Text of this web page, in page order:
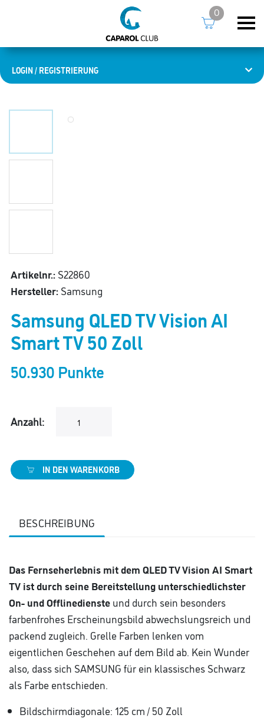
LOGIN / REGISTRIERUNG
0
Artikelnr.: S22860
Hersteller: Samsung
Samsung QLED TV Vision AI
Smart TV 50 Zoll
50.930 Punkte
Anzahl:
IN DEN WARENKORB
BESCHREIBUNG
Das Fernseherlebnis mit dem QLED TV Vision AI Smart
TV ist durch seine Bereitstellung unterschiedlichster
On- und Offlinedienste und durch sein besonders
farbenfrohes Erscheinungsbild abwechslungsreich und
packend zugleich. Grelle Farben lenken vom
eigentlichen Geschehen auf dem Bild ab. Kein Wunder
also, dass sich SAMSUNG für ein klassisches Schwarz
als Farbe entschieden.
Bildschirmdiagonale: 125 cm / 50 Zoll